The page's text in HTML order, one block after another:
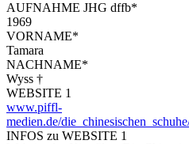
AUFNAHME JHG dffb*
1969
VORNAME*
Tamara
NACHNAME*
Wyss †
WEBSITE 1
www.piffl-
medien.de/
INFOS zu WEBSITE 1